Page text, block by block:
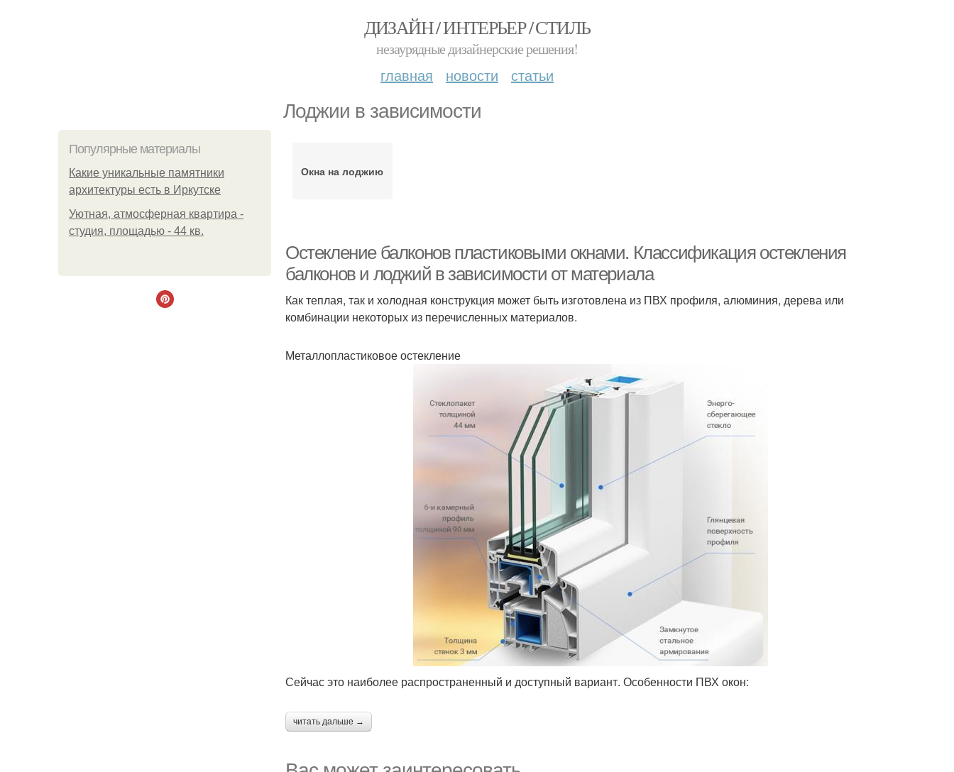
ДИЗАЙН / ИНТЕРЬЕР / СТИЛЬ
незаурядные дизайнерские решения!
главная новости статьи
Лоджии в зависимости
Популярные материалы
Какие уникальные памятники
архитектуры есть в Иркутске
Уютная, атмосферная квартира -
студия, площадью - 44 кв.
Окна на лоджию
Остекление балконов пластиковыми окнами. Классификация остекления
балконов и лоджий в зависимости от материала
Как теплая, так и холодная конструкция может быть изготовлена из ПВХ профиля, алюминия, дерева или
комбинации некоторых из перечисленных материалов.
Металлопластиковое остекление
Сейчас это наиболее распространенный и доступный вариант. Особенности ПВХ окон:
читать дальше →